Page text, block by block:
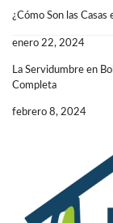
¿Cómo Son las
enero 22, 2024
La Servidumbre en
Completa
febrero 8, 2024